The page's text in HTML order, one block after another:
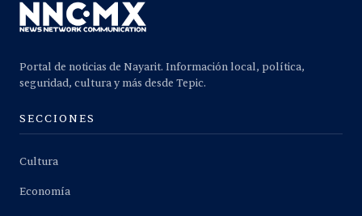
Portal de noticias de Nayarit. Información local, política,
seguridad, cultura y más desde Tepic.
SECCIONES
Cultura
Economía